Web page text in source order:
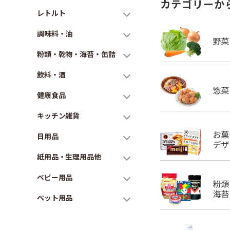
レトルト
調味料・油
粉類・乾物・海苔・缶詰
飲料・酒
健康食品
キッチン雑貨
日用品
紙用品・生理用品他
ベビー用品
ペット用品
カテゴリーか